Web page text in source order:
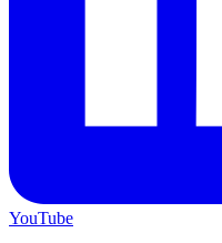
YouTube